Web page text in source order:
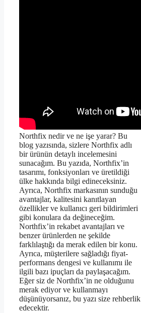
Northfix nedir ve ne işe yarar? Bu
blog yazısında, sizlere Northfix adlı
bir ürünün detaylı incelemesini
sunacağım. Bu yazıda, Northfix’in
tasarımı, fonksiyonları ve üretildiği
ülke hakkında bilgi edineceksiniz.
Ayrıca, Northfix markasının sunduğu
avantajlar, kalitesini kanıtlayan
özellikler ve kullanıcı geri bildirimleri
gibi konulara da değineceğim.
Northfix’in rekabet avantajları ve
benzer ürünlerden ne şekilde
farklılaştığı da merak edilen bir konu.
Ayrıca, müşterilere sağladığı fiyat-
performans dengesi ve kullanımı ile
ilgili bazı ipuçları da paylaşacağım.
Eğer siz de Northfix’in ne olduğunu
merak ediyor ve kullanmayı
düşünüyorsanız, bu yazı size rehberlik
edecektir.